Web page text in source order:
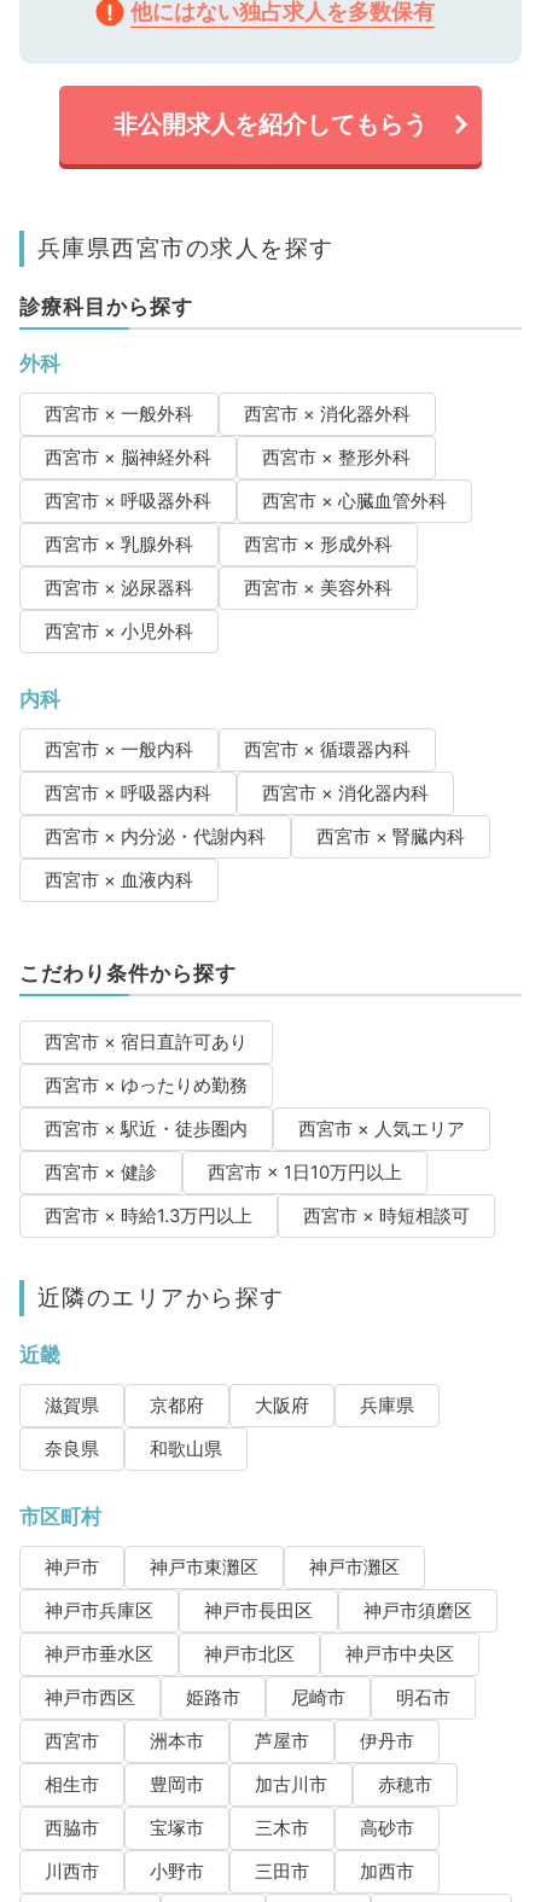
他にはない独占求人を多数保有
非公開求人を紹介してもらう
兵庫県西宮市の求人を探す
診療科目から探す
外科
西宮市 × 一般外科
西宮市 × 消化器外科
西宮市 × 脳神経外科
西宮市 × 整形外科
西宮市 × 呼吸器外科
西宮市 × 心臓血管外科
西宮市 × 乳腺外科
西宮市 × 形成外科
西宮市 × 泌尿器科
西宮市 × 美容外科
西宮市 × 小児外科
内科
西宮市 × 一般内科
西宮市 × 循環器内科
西宮市 × 呼吸器内科
西宮市 × 消化器内科
西宮市 × 内分泌・代謝内科
西宮市 × 腎臓内科
西宮市 × 血液内科
こだわり条件から探す
西宮市 × 宿日直許可あり
西宮市 × ゆったりめ勤務
西宮市 × 駅近・徒歩圏内
西宮市 × 人気エリア
西宮市 × 健診
西宮市 × 1日10万円以上
西宮市 × 時給1.3万円以上
西宮市 × 時短相談可
近隣のエリアから探す
近畿
滋賀県 京都府 大阪府
兵庫県
奈良県
和歌山県
市区町村
神戸市 神戸市東灘区
神戸市灘区
神戸市兵庫区
神戸市長田区
神戸市須磨区
神戸市垂水区
神戸市北区
神戸市中央区
神戸市西区
姫路市 尼崎市
明石市
西宮市
洲本市 芦屋市
伊丹市
相生市
豊岡市 加古川市
赤穂市
西脇市
宝塚市 三木市
高砂市
川西市
小野市 三田市
加西市